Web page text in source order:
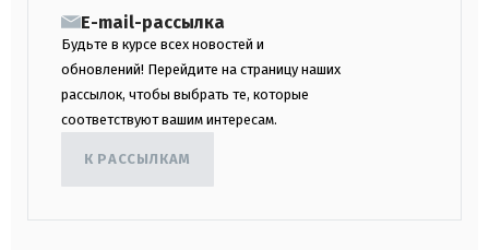
E-mail-рассылка
Будьте в курсе всех новостей и
обновлений! Перейдите на страницу наших
рассылок, чтобы выбрать те, которые
соответствуют вашим интересам.
К РАССЫЛКАМ